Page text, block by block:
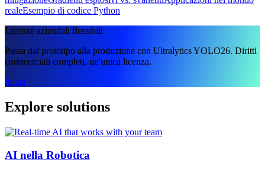
realeEsempio di codice Python
Licenze aziendali flessibili
Passa dal prototipo alla produzione con Ultralytics YOLO26. Diritti
commerciali completi, un'unica licenza.
Inizia
Explore solutions
AI nella Robotica